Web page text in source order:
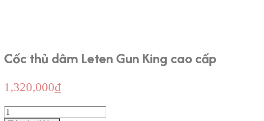
Cốc thủ dâm Leten Gun King cao cấp
1,320,000₫
Cốc
thủ